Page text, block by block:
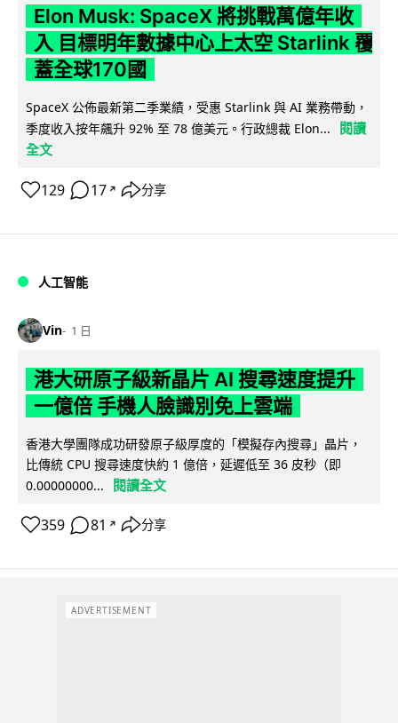
Elon Musk: SpaceX 將挑戰萬億年收
入 目標明年數據中心上太空 Starlink 覆
蓋全球170國
SpaceX 公佈最新第二季業績，受惠 Starlink 與 AI 業務帶動，
季度收入按年飆升 92% 至 78 億美元。行政總裁 Elon...
閱讀
全文
129 17 ↗ 分享
人工智能
Vin 1 日
港大研原子級新晶片 AI 搜尋速度提升
一億倍 手機人臉識別免上雲端
香港大學團隊成功研發原子級厚度的「模擬存內搜尋」晶片，
比傳統 CPU 搜尋速度快約 1 億倍，延遲低至 36 皮秒（即
0.00000000...
閱讀全文
359 81 ↗ 分享
ADVERTISEMENT